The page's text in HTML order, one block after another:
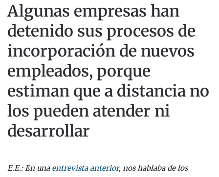
Algunas empresas han
detenido sus procesos de
incorporación de nuevos
empleados, porque
estiman que a distancia no
los pueden atender ni
desarrollar
E.E.: En una entrevista anterior, nos hablaba de los